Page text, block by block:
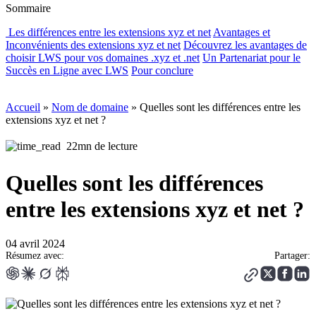
Sommaire
Les différences entre les extensions xyz et net Avantages et
Inconvénients des extensions xyz et net Découvrez les avantages de
choisir LWS pour vos domaines .xyz et .net Un Partenariat pour le
Succès en Ligne avec LWS Pour conclure
Accueil » Nom de domaine » Quelles sont les différences entre les
extensions xyz et net ?
22mn de lecture
Quelles sont les différences
entre les extensions xyz et net ?
04 avril 2024
Résumez avec: Partager: